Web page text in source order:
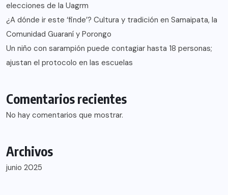
elecciones de la Uagrm
¿A dónde ir este ‘finde’? Cultura y tradición en Samaipata, la
Comunidad Guaraní y Porongo
Un niño con sarampión puede contagiar hasta 18 personas;
ajustan el protocolo en las escuelas
Comentarios recientes
No hay comentarios que mostrar.
Archivos
junio 2025